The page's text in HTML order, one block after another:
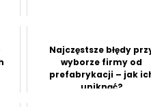
Najczęstsze błędy
wyborze firmy od
prefabrykacji – jak
uniknąć?